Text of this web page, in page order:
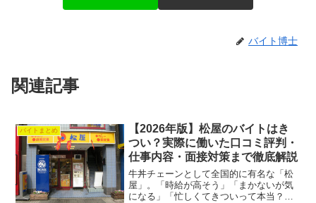
バイト博士
関連記事
バイトまとめ
【2026年版】松屋のバイトはき
つい？実際に働いた口コミ評判・
仕事内容・面接対策まで徹底解説
牛丼チェーンとして全国的に有名な「松
屋」。「時給が高そう」「まかないが気
になる」「忙しくてきついって本当？」